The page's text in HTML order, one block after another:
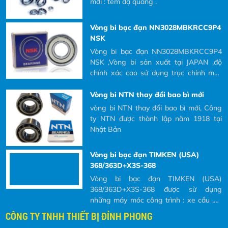
và tại sao phải đọc các ký hiệu đó ra khi Khách hàng có nhu cầu
mua và yêu cầu bên nhà cung cấp báo giá.
NSK ,Vòng bi sản xuất tại JAPAN ,độ
CNC là tốt nhất
Vòng bi NTN thay đổi bao bì mới
vòng bi NTN thay đổi bao bì mới, Công
ty NTN được thành lập năm 1918 tại
Nhật Bản
Vòng bi bạc đạn TIMKEN (USA)
368/363D+X3S-368
Vòng bi bạc đạn TIMKEN (USA)
368/363D+X3S-368 được sừ dụng
cuốc ,xe đào
Vit me R32-10T4 FSI HIWIN
Độ ồn thấp (thấp hơn series với vòng
hoàn bi ngoài từ 5-7 dB) - Hệ số Dm-N
lên tới 22,000 - Đáp ứng gia tốc cao -
Cấp độ chính xác: * Cấp độ JIS C0~C7:
vít me bi chính xác * Cấp độ JIS
thông số và ý nghĩa của ký hiệu vòng
CÔNG TY TNHH THIẾT BỊ ĐỈNH PHONG